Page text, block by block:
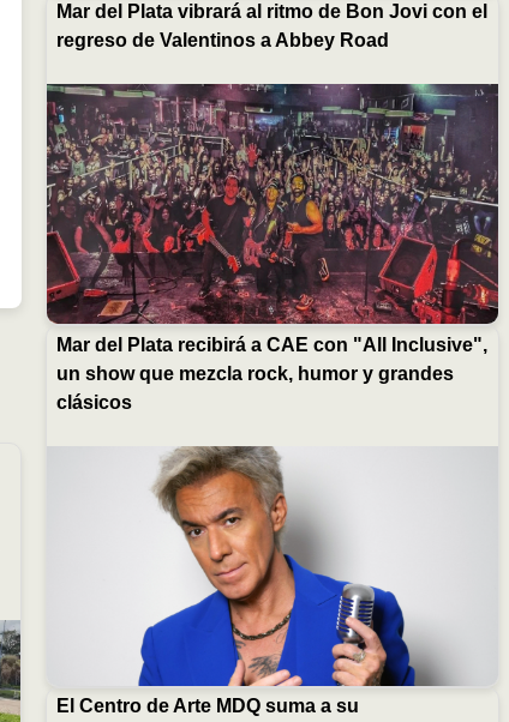
Mar del Plata vibrará al ritmo de Bon Jovi con el
regreso de Valentinos a Abbey Road
Mar del Plata recibirá a CAE con "All Inclusive",
un show que mezcla rock, humor y grandes
clásicos
El Centro de Arte MDQ suma a su